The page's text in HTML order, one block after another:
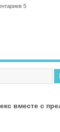
5
вместе с